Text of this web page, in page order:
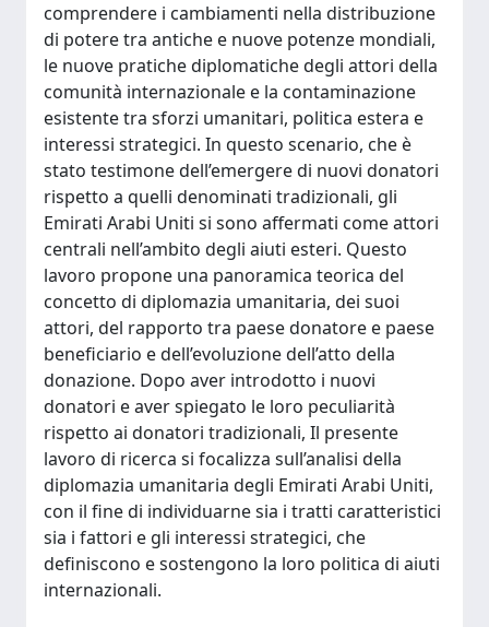
comprendere i cambiamenti nella distribuzione
di potere tra antiche e nuove potenze mondiali,
le nuove pratiche diplomatiche degli attori della
comunità internazionale e la contaminazione
esistente tra sforzi umanitari, politica estera e
interessi strategici. In questo scenario, che è
stato testimone dell’emergere di nuovi donatori
rispetto a quelli denominati tradizionali, gli
Emirati Arabi Uniti si sono affermati come attori
centrali nell’ambito degli aiuti esteri. Questo
lavoro propone una panoramica teorica del
concetto di diplomazia umanitaria, dei suoi
attori, del rapporto tra paese donatore e paese
beneficiario e dell’evoluzione dell’atto della
donazione. Dopo aver introdotto i nuovi
donatori e aver spiegato le loro peculiarità
rispetto ai donatori tradizionali, Il presente
lavoro di ricerca si focalizza sull’analisi della
diplomazia umanitaria degli Emirati Arabi Uniti,
con il fine di individuarne sia i tratti caratteristici
sia i fattori e gli interessi strategici, che
definiscono e sostengono la loro politica di aiuti
internazionali.